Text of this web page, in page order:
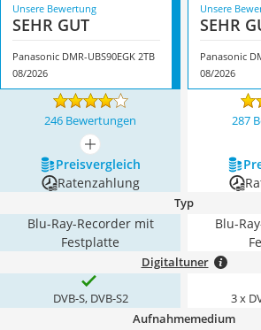
Unsere Bewertung
SEHR GUT
Panasonic DMR-UBS90EGK 2TB
08/2026
Unsere
SEHR
Panasonic
08/2026
246 Bewertungen 287
mehr anzeigen
Preis­vergleich
Ratenzahlung
Typ
Blu-Ray-Recorder mit
Festplatte
Blu-
Digitaltuner
DVB-S, DVB-S2 3 x
Aufnahmemedium